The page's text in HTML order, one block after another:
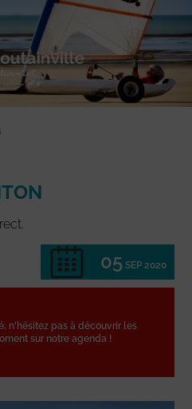
05 SEP 2020
n'hésitez pas à découvrir les
sur notre agenda !